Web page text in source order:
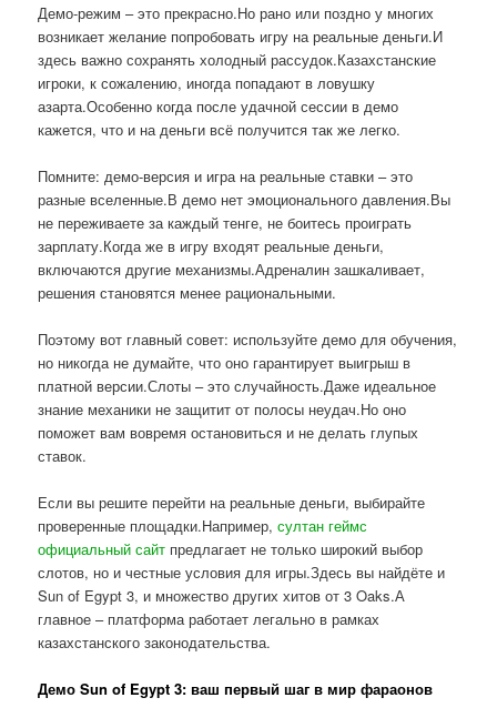
Демо-режим – это прекрасно.Но рано или поздно у многих
возникает желание попробовать игру на реальные деньги.И
здесь важно сохранять холодный рассудок.Казахстанские
игроки, к сожалению, иногда попадают в ловушку
азарта.Особенно когда после удачной сессии в демо
кажется, что и на деньги всё получится так же легко.
Помните: демо-версия и игра на реальные ставки – это
разные вселенные.В демо нет эмоционального давления.Вы
не переживаете за каждый тенге, не боитесь проиграть
зарплату.Когда же в игру входят реальные деньги,
включаются другие механизмы.Адреналин зашкаливает,
решения становятся менее рациональными.
Поэтому вот главный совет: используйте демо для обучения,
но никогда не думайте, что оно гарантирует выигрыш в
платной версии.Слоты – это случайность.Даже идеальное
знание механики не защитит от полосы неудач.Но оно
поможет вам вовремя остановиться и не делать глупых
ставок.
Если вы решите перейти на реальные деньги, выбирайте
проверенные площадки.Например,султан геймс
официальный сайт предлагает не только широкий выбор
слотов, но и честные условия для игры.Здесь вы найдёте и
Sun of Egypt 3, и множество других хитов от 3 Oaks.А
главное – платформа работает легально в рамках
казахстанского законодательства.
Демо Sun of Egypt 3: ваш первый шаг в мир фараонов